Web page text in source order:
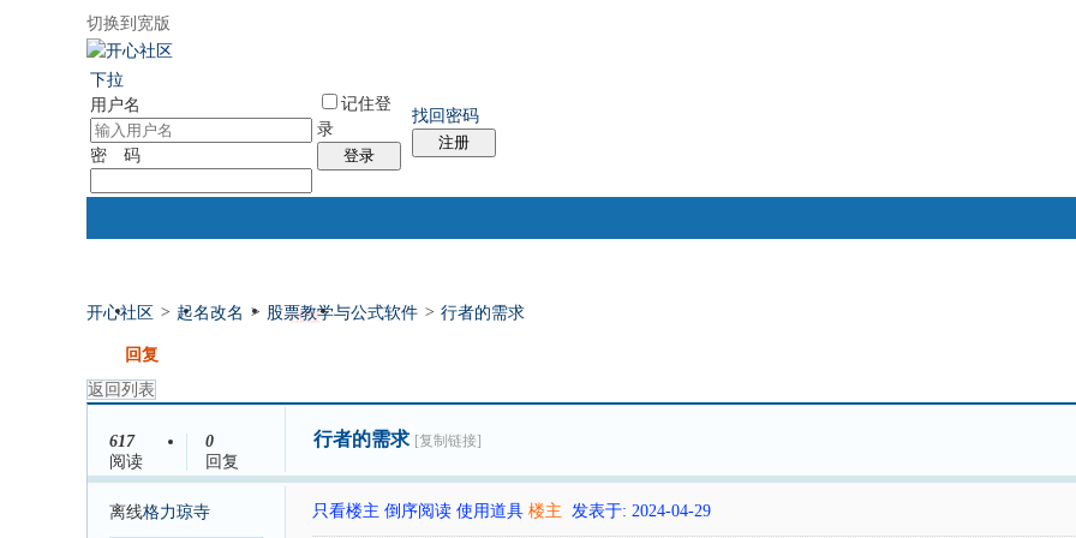
切换到宽版
下拉
用户名
密 码
记住登
录
登录
找回密码
注册
门户 论坛 排盘 个人中心
开心社区 > 起名改名 > 股票教学与公式软件 > 行者的需求
回复
返回列表
617
阅读
0
回复
行者的需求 [复制链接]
离线格力琼寺 只看楼主 倒序阅读 使用道具 楼主 发表于: 2024-04-29